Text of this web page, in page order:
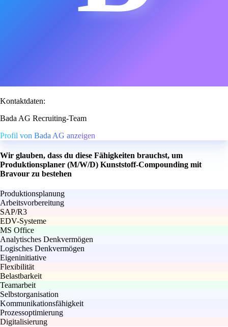
Kontaktdaten:
Bada AG Recruiting-Team
Profil von Bada AG anzeigen
Wir glauben, dass du diese Fähigkeiten brauchst, um
Produktionsplaner (M/W/D) Kunststoff-Compounding mit
Bravour zu bestehen
Produktionsplanung
Arbeitsvorbereitung
SAP/R3
EDV-Systeme
MS Office
Analytisches Denkvermögen
Logisches Denkvermögen
Eigeninitiative
Flexibilität
Belastbarkeit
Teamarbeit
Selbstorganisation
Kommunikationsfähigkeit
Prozessoptimierung
Digitalisierung